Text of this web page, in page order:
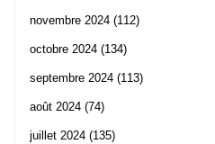
novembre 2024 (112)
octobre 2024 (134)
septembre 2024 (113)
août 2024 (74)
juillet 2024 (135)